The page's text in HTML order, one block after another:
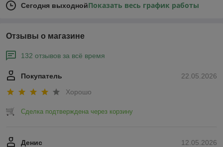
Сегодня выходнойПоказать весь график работы
Отзывы о магазине
132 отзывов за всё время
22.05.2026
Покупатель
Хорошо
Сделка подтверждена через корзину
12.05.2026
Денис